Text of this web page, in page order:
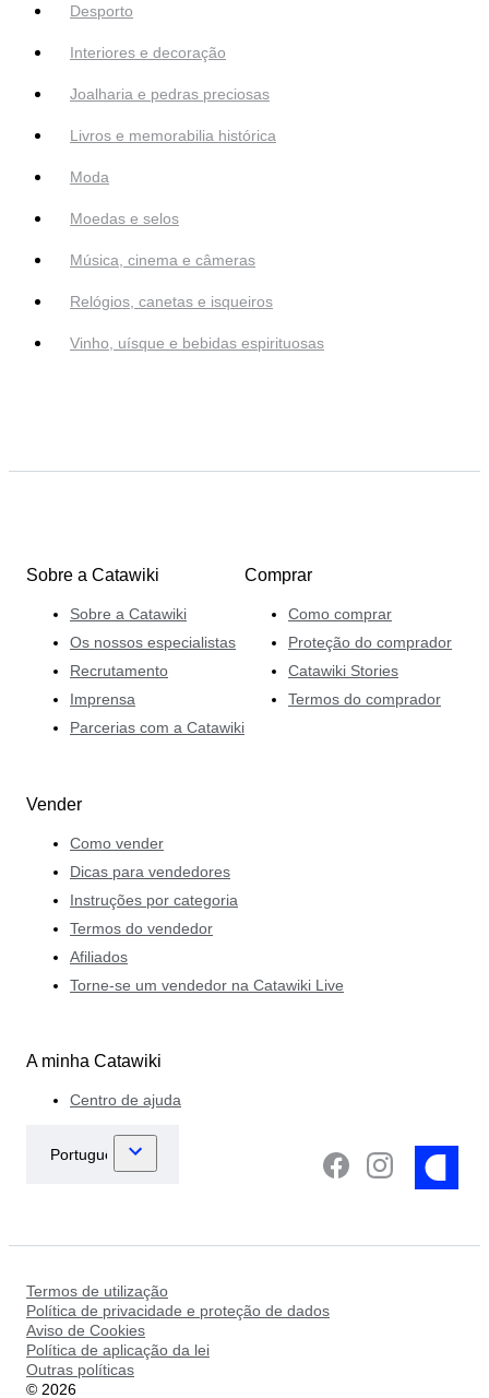
Desporto
Interiores e decoração
Joalharia e pedras preciosas
Livros e memorabilia histórica
Moda
Moedas e selos
Música, cinema e câmeras
Relógios, canetas e isqueiros
Vinho, uísque e bebidas espirituosas
Sobre a Catawiki
Sobre a Catawiki
Os nossos especialistas
Recrutamento
Imprensa
Parcerias com a Catawiki
Comprar
Como comprar
Proteção do comprador
Catawiki Stories
Termos do comprador
Vender
Como vender
Dicas para vendedores
Instruções por categoria
Termos do vendedor
Afiliados
Torne-se um vendedor na Catawiki Live
A minha Catawiki
Centro de ajuda
Termos de utilização
Política de privacidade e proteção de dados
Aviso de Cookies
Política de aplicação da lei
Outras políticas
© 2026